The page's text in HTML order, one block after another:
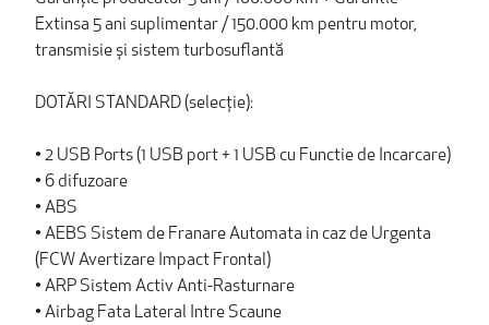
Extinsa 5 ani suplimentar / 150.000 km pentru motor,
transmisie și sistem turbosuflantă
DOTĂRI STANDARD (selecție):
• 2 USB Ports (1 USB port + 1 USB cu Functie de Incarcare)
• 6 difuzoare
• ABS
• AEBS Sistem de Franare Automata in caz de Urgenta
(FCW Avertizare Impact Frontal)
• ARP Sistem Activ Anti-Rasturnare
• Airbag Fata Lateral Intre Scaune